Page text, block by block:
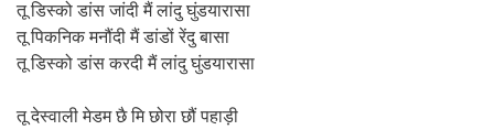
तू डिस्को डांस जांदी मैं लांदु घुंडयारासा
तू पिकनिक मनौंदी मैं डांडों रेंदु बासा
तू डिस्को डांस करदी मैं लांदु घुंडयारासा
तू देस्वाली मेडम छै मि छोरा छौं पहाड़ी